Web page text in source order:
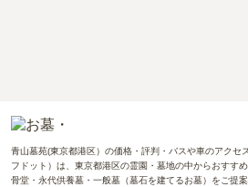
特に管理事務所に寄る用事が無いので
周辺施設 5.0
青山墓苑(東京都港区）の価格・評判・バスや車のアクセ
フドット）は、東京都港区の霊園・墓地の中からおすす
骨堂・永代供養墓・一般墓（墓石を建てるお墓）をご提